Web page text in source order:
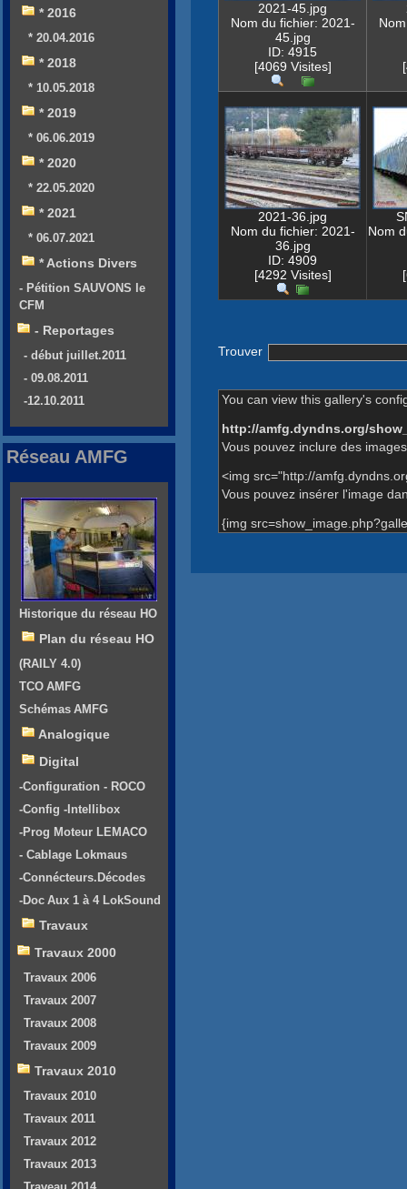
2021-45.jpg
Nom du fichier: 2021-
45.jpg
ID: 4915
[4069 Visites]
2021-36.jpg
Nom du fichier: 2021-
36.jpg
ID: 4909
[4292 Visites]
Nom
Trouver
You can view this gallery's
http://amfg.dyndns.org/
Vous pouvez inclure des
<img src="http://
Vous pouvez insérer l'image
{img
* 2016
* 20.04.2016
* 2018
* 10.05.2018
* 2019
* 06.06.2019
* 2020
* 22.05.2020
* 2021
* 06.07.2021
* Actions Divers
- Pétition SAUVONS le
CFM
- Reportages
- début juillet.2011
- 09.08.2011
-12.10.2011
Réseau AMFG
Historique du réseau HO
Plan du réseau HO
(RAILY 4.0)
TCO AMFG
Schémas AMFG
Analogique
Digital
-Configuration - ROCO
-Config -Intellibox
-Prog Moteur LEMACO
- Cablage Lokmaus
-Connécteurs.Décodes
-Doc Aux 1 à 4 LokSound
Travaux
Travaux 2000
Travaux 2006
Travaux 2007
Travaux 2008
Travaux 2009
Travaux 2010
Travaux 2010
Travaux 2011
Travaux 2012
Travaux 2013